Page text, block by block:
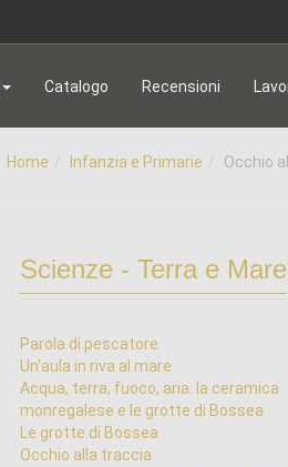
Catalogo Recensioni
Home Infanzia e Primarie Occhio
Scienze - Terra e Mare
Parola di pescatore
Un'aula in riva al mare
Acqua, terra, fuoco, aria: la ceramica
monregalese e le grotte di Bossea
Le grotte di Bossea
Occhio alla traccia